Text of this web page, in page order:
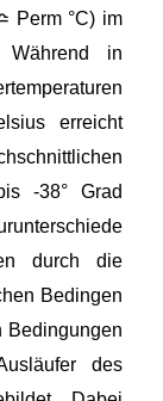
Perm °C) im
in
erreicht
-38° Grad
durch die
Bedingen
Bedingungen
des